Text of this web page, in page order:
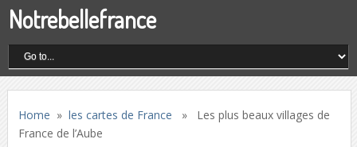
Notrebellefrance
Home » les cartes de France » Les plus beaux villages de
France de l’Aube